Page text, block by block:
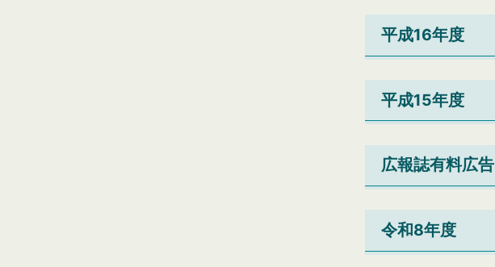
平成16年度
平成15年度
広報誌有料広告
令和8年度